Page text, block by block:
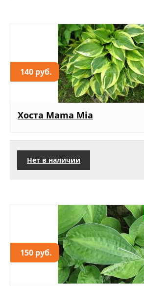
140 руб.
Хоста Mama Mia
Нет в наличии
150 руб.